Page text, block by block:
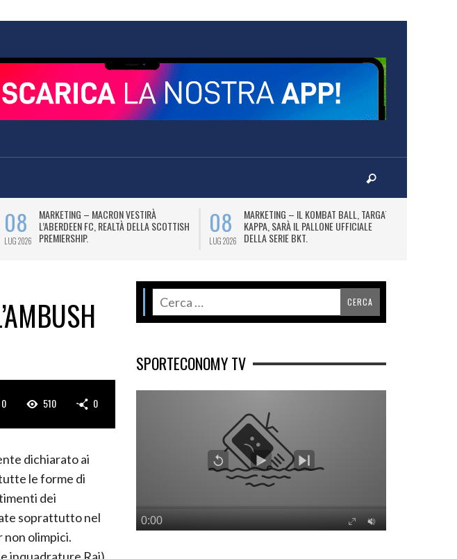
08
LUG 2026
MARKETING – MACRON VESTIRÀ
L’ABERDEEN FC, REALTÀ DELLA SCOTTISH
PREMIERSHIP.
08
LUG 2026
MARKETING – IL KOMBAT BALL, TARGATO
KAPPA, SARÀ IL PALLONE UFFICIALE
DELLA SERIE BKT.
0 510 0
dichiarato ai
le forme di
dei
soprattutto nel
non olimpici.
SPORTECONOMY TV